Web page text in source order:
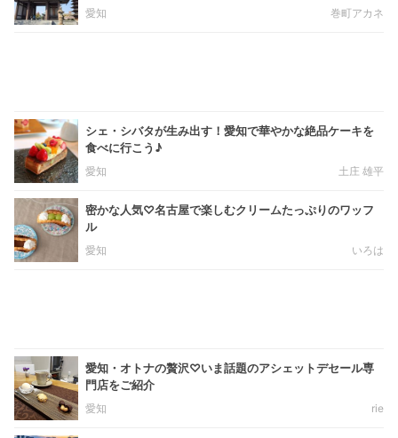
愛知 巻町アカネ
シェ・シバタが生み出す！愛知で華やかな絶品ケーキを
食べに行こう♪
愛知 土庄 雄平
密かな人気♡名古屋で楽しむクリームたっぷりのワッフ
ル
愛知 いろは
愛知・オトナの贅沢♡いま話題のアシェットデセール専
門店をご紹介
愛知 rie